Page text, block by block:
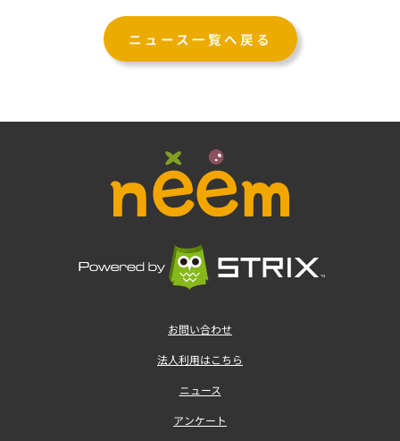
ニュース一覧へ戻る
お問い合わせ
法人利用はこちら
ニュース
アンケート